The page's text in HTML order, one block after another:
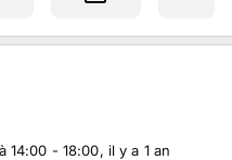
14:00 - 18:00, il y a 1 an